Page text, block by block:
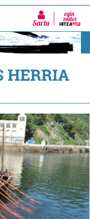
Sartu
HERRIA